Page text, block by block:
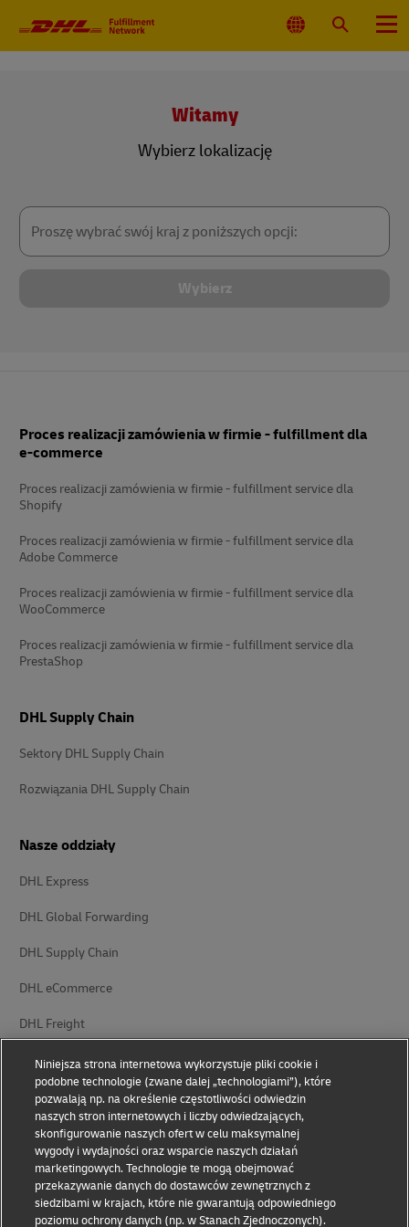
Wybierz
lokalizacjęj
Wyszukaj
Menu
Witamy
Wybierz lokalizację
Proszę
swój
kraj
Wybierz
Proces realizacji zamówienia w firmie - fulfillment dla
e-commerce
Proces realizacji zamówienia w firmie - fulfillment service dla
Shopify
Proces realizacji zamówienia w firmie - fulfillment service dla
Adobe Commerce
Proces realizacji zamówienia w firmie - fulfillment service dla
WooCommerce
Proces realizacji zamówienia w firmie - fulfillment service dla
PrestaShop
DHL Supply Chain
Sektory DHL Supply Chain
Rozwiązania DHL Supply Chain
Nasze oddziały
DHL Express
DHL Global Forwarding
DHL Supply Chain
DHL eCommerce
DHL Freight
Informacja o ochronie danych
osobowych
Zastrzeżenia prawne
Ułatwienia dostępu Ustawienia plików cookie
Niniejsza strona internetowa wykorzystuje pliki cookie i
podobne technologie (zwane dalej „technologiami”), które
pozwalają np. na określenie częstotliwości odwiedzin
naszych stron internetowych i liczby odwiedzających,
skonfigurowanie naszych ofert w celu maksymalnej
wygody i wydajności oraz wsparcie naszych działań
marketingowych. Technologie te mogą obejmować
przekazywanie danych do dostawców zewnętrznych z
siedzibami w krajach, które nie gwarantują odpowiedniego
poziomu ochrony danych (np. w Stanach Zjednoczonych).